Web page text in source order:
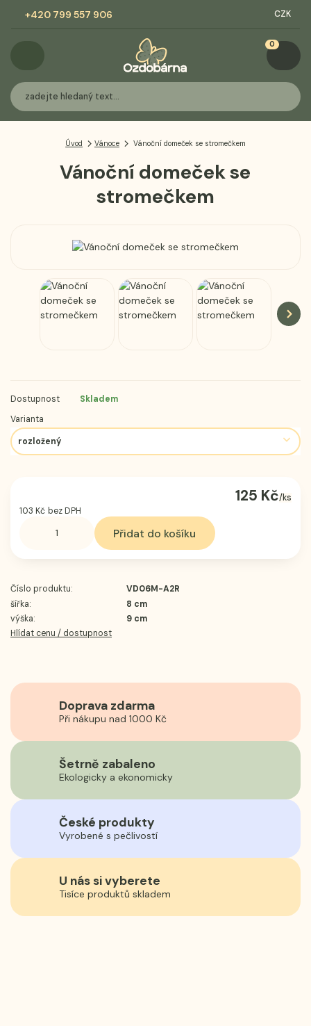
+420 799 557 906 CZK
0
Úvod Vánoce Vánoční domeček se stromečkem
Vánoční domeček se
stromečkem
Dostupnost
Skladem
Varianta
125 Kč/ks
103 Kč bez DPH
Přidat do košíku
Číslo produktu:
VD06M-A2R
šířka:
8 cm
výška:
9 cm
Hlídat cenu / dostupnost
Doprava zdarma
Při nákupu nad 1000 Kč
Šetrně zabaleno
Ekologicky a ekonomicky
České produkty
Vyrobené s pečlivostí
U nás si vyberete
Tisíce produktů skladem